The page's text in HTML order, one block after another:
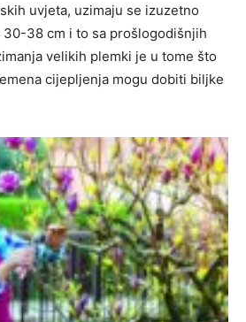
uvjeta, uzimaju se izuzetno
38 cm i to sa prošlogodišnjih
velikih plemki je u tome što
cijepljenja mogu dobiti biljke